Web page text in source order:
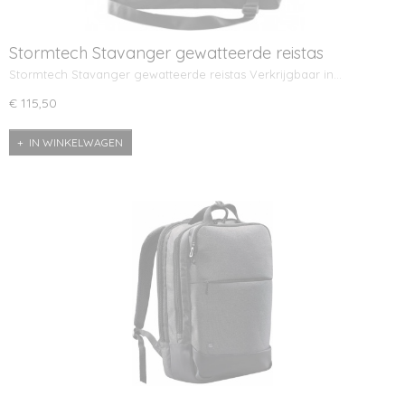
Stormtech Stavanger gewatteerde reistas
Stormtech Stavanger gewatteerde reistas Verkrijgbaar in…
€ 115,50
IN WINKELWAGEN